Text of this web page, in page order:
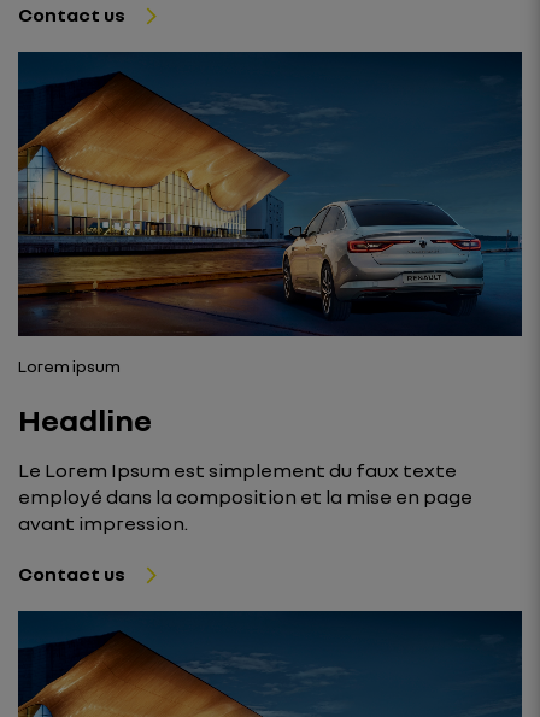
Contact us
Lorem ipsum
Headline
Le Lorem Ipsum est simplement du faux texte
employé dans la composition et la mise en page
avant impression.
Contact us